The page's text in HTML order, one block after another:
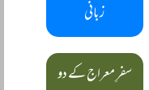
زبانی
سفرِ معراج کے دو